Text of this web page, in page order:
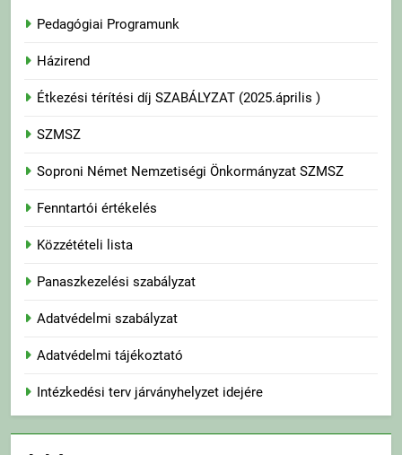
Pedagógiai Programunk
Házirend
Étkezési térítési díj SZABÁLYZAT (2025.április )
SZMSZ
Soproni Német Nemzetiségi Önkormányzat SZMSZ
Fenntartói értékelés
Közzétételi lista
Panaszkezelési szabályzat
Adatvédelmi szabályzat
Adatvédelmi tájékoztató
Intézkedési terv járványhelyzet idejére